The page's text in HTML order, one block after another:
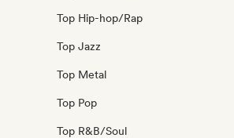
Top Hip-hop/Rap
Top Jazz
Top Metal
Top Pop
Top R&B/Soul